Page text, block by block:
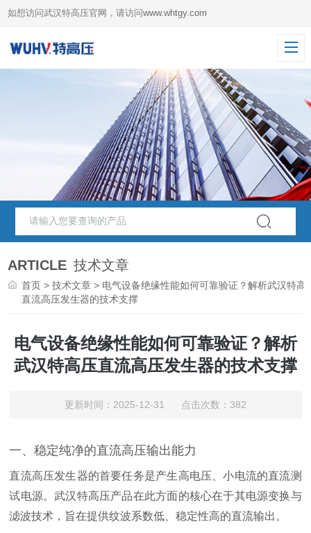
如想访问武汉特高压官网，请访问www.whtgy.com
ARTICLE 技术文章
首页 >技术文章 > 电气设备绝缘性能如何可靠验证？解析武汉特高
直流高压发生器的技术支撑
电气设备绝缘性能如何可靠验证？解析
武汉特高压直流高压发生器的技术支撑
更新时间：2025-12-31 点击次数：382
一、稳定纯净的直流高压输出能力
直流高压发生器的首要任务是产生高电压、小电流的直流测
试电源。武汉特高压产品在此方面的核心在于其电源变换与
滤波技术，旨在提供纹波系数低、稳定性高的直流输出。